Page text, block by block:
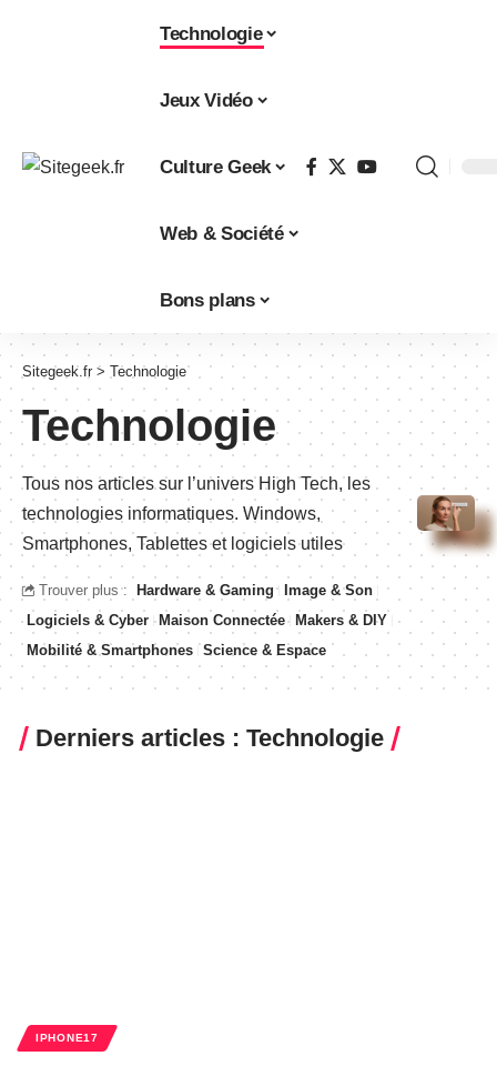
Technologie
Jeux Vidéo
Culture Geek
Web & Société
Bons plans
Sitegeek.fr > Technologie
Technologie
Tous nos articles sur l’univers High Tech, les
technologies informatiques. Windows,
Smartphones, Tablettes et logiciels utiles
Trouver plus : Hardware & Gaming
Image & Son
Logiciels & Cyber
Maison Connectée
Makers & DIY
Mobilité & Smartphones Science & Espace
Derniers articles : Technologie
IPHONE17